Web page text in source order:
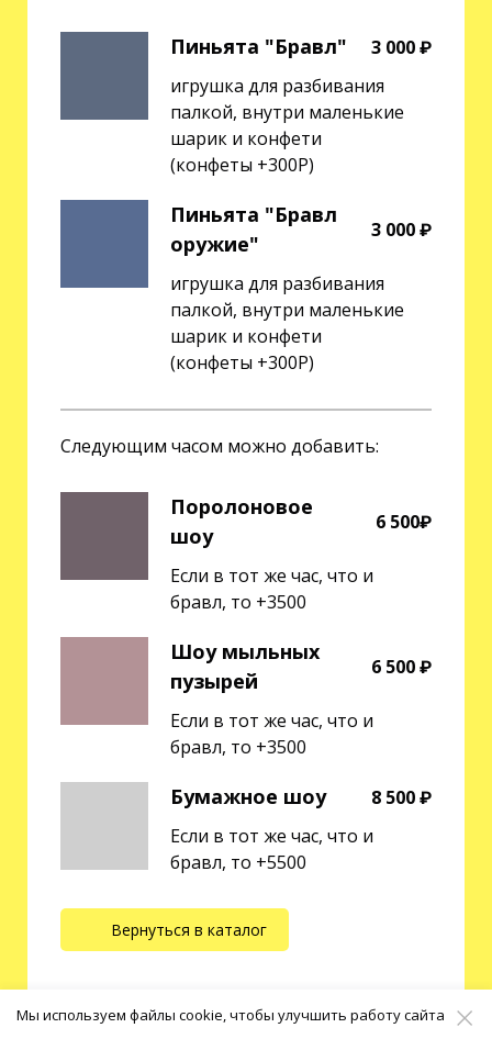
Пиньята "Бравл"
3 000 ₽
игрушка для разбивания
палкой, внутри маленькие
шарик и конфети
(конфеты +300Р)
Пиньята "Бравл
оружие"
3 000 ₽
игрушка для разбивания
палкой, внутри маленькие
шарик и конфети
(конфеты +300Р)
Следующим часом можно добавить:
Поролоновое
шоу
6 500₽
Если в тот же час, что и
бравл, то +3500
Шоу мыльных
пузырей
6 500 ₽
Если в тот же час, что и
бравл, то +3500
Бумажное шоу
8 500 ₽
Если в тот же час, что и
бравл, то +5500
Вернуться в каталог
Мы используем файлы cookie, чтобы улучшить работу сайта